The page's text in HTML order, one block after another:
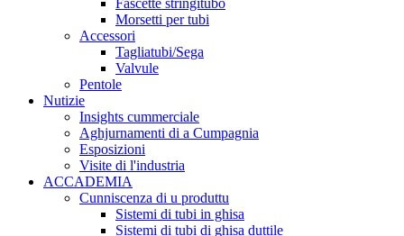
Fascette stringitubo
Morsetti per tubi
Accessori
Tagliatubi/Sega
Valvule
Pentole
Nutizie
Insights cummerciale
Aghjurnamenti di a Cumpagnia
Esposizioni
Visite di l'industria
ACCADEMIA
Cunniscenza di u produttu
Sistemi di tubi in ghisa
Sistemi di tubi di ghisa duttile